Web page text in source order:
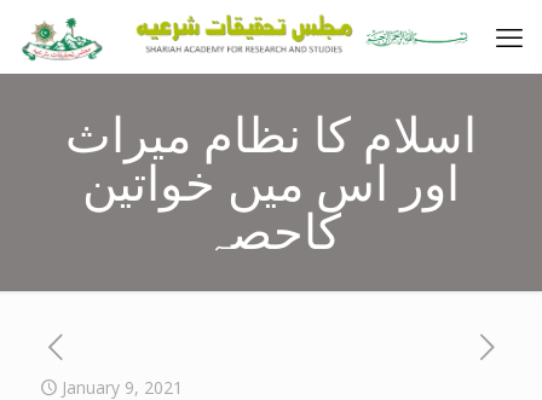
اسلام کا نظام میراث
اور اس میں خواتین
کاحصہ
January 9, 2021